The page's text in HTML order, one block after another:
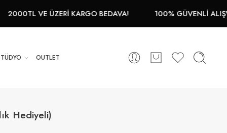
KARGO BEDAVA! 100% GÜVENLİ ALIŞVERİŞ
OUTLET
Hediyeli)